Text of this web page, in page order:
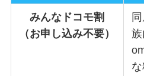
みんなドコモ割
（お申し込み不要）